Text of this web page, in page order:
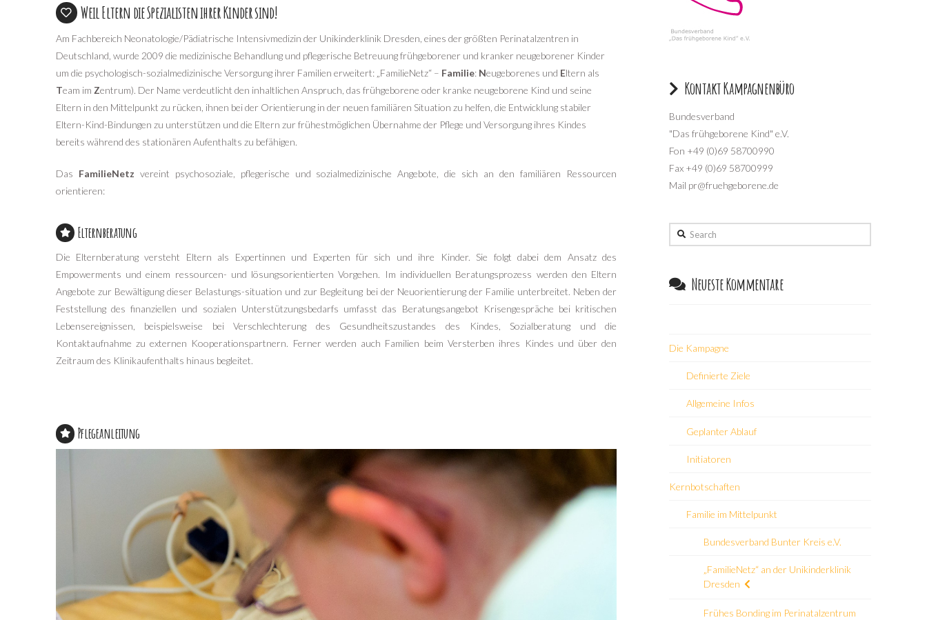
Weil Eltern die Spezialisten ihrer Kinder sind!
Am Fachbereich Neonatologie/Pädiatrische Intensivmedizin der Unikinderklinik Dresden, eines der größten Perinatalzentren in
Deutschland, wurde 2009 die medizinische Behandlung und pflegerische Betreuung frühgeborener und kranker neugeborener Kinder
um die psychologisch-sozialmedizinische Versorgung ihrer Familien erweitert: „FamilieNetz“ – Familie: Neugeborenes und Eltern als
Team im Zentrum). Der Name verdeutlicht den inhaltlichen Anspruch, das frühgeborene oder kranke neugeborene Kind und seine
Eltern in den Mittelpunkt zu rücken, ihnen bei der Orientierung in der neuen familiären Situation zu helfen, die Entwicklung stabiler
Eltern-Kind-Bindungen zu unterstützen und die Eltern zur frühestmöglichen Übernahme der Pflege und Versorgung ihres Kindes
bereits während des stationären Aufenthalts zu befähigen.
Das FamilieNetz vereint psychosoziale, pflegerische und sozialmedizinische Angebote, die sich an den familiären Ressourcen
orientieren:
Elternberatung
Die Elternberatung versteht Eltern als Expertinnen und Experten für sich und ihre Kinder. Sie folgt dabei dem Ansatz des
Empowerments und einem ressourcen- und lösungsorientierten Vorgehen. Im individuellen Beratungsprozess werden den Eltern
Angebote zur Bewältigung dieser Belastungs-situation und zur Begleitung bei der Neuorientierung der Familie unterbreitet. Neben der
Feststellung des finanziellen und sozialen Unterstützungsbedarfs umfasst das Beratungsangebot Krisengespräche bei kritischen
Lebensereignissen, beispielsweise bei Verschlechterung des Gesundheitszustandes des Kindes, Sozialberatung und die
Kontaktaufnahme zu externen Kooperationspartnern. Ferner werden auch Familien beim Versterben ihres Kindes und über den
Zeitraum des Klinikaufenthalts hinaus begleitet.
Pflegeanleitung
Kontakt Kampagnenbüro
Bundesverband
"Das frühgeborene Kind" e.V.
Fon +49 (0)69 58700990
Fax +49 (0)69 58700999
Mail pr@fruehgeborene.de
Search
Neueste Kommentare
Die Kampagne
Definierte Ziele
Allgemeine Infos
Geplanter Ablauf
Initiatoren
Kernbotschaften
Familie im Mittelpunkt
Bundesverband Bunter Kreis e.V.
„FamilieNetz“ an der Unikinderklinik
Dresden
Frühes Bonding im Perinatalzentrum